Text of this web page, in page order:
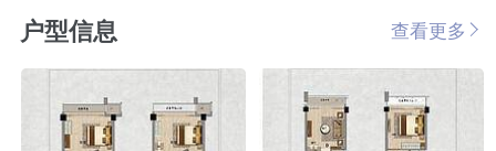
户型信息 查看更多